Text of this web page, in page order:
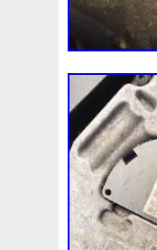
leave us
us to
any
our
vendeur